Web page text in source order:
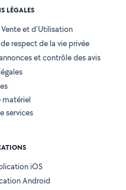
LÉGALES
et d'Utilisation
respect de la vie privée
et contrôle des avis
matériel
services
iOS
Android